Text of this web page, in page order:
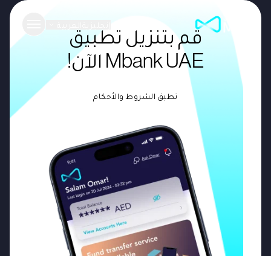
قم بتنزيل تطبيق
Mbank UAE الآن!
تطبق الشروط والأحكام